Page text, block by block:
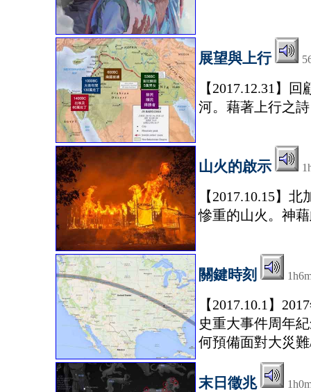
展望與上行
【2017.12.31】
河。藉著上行之
山火的啟示
【2017.10.15】
慘重的山火。神
關鍵時刻
【2017.10.1】
史重大事件周年
何預備面對大災
末日徵兆